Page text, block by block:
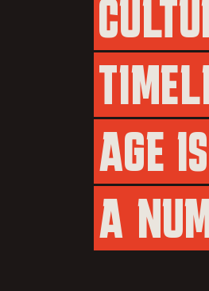
AGE
A